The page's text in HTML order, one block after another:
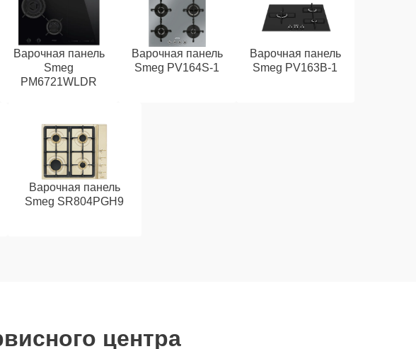
Варочная панель
Smeg
PM6721WLDR
Варочная панель
Smeg PV164S-1
Варочная панель
Smeg PV163B-1
Варочная панель
Smeg SR804PGH9
центра